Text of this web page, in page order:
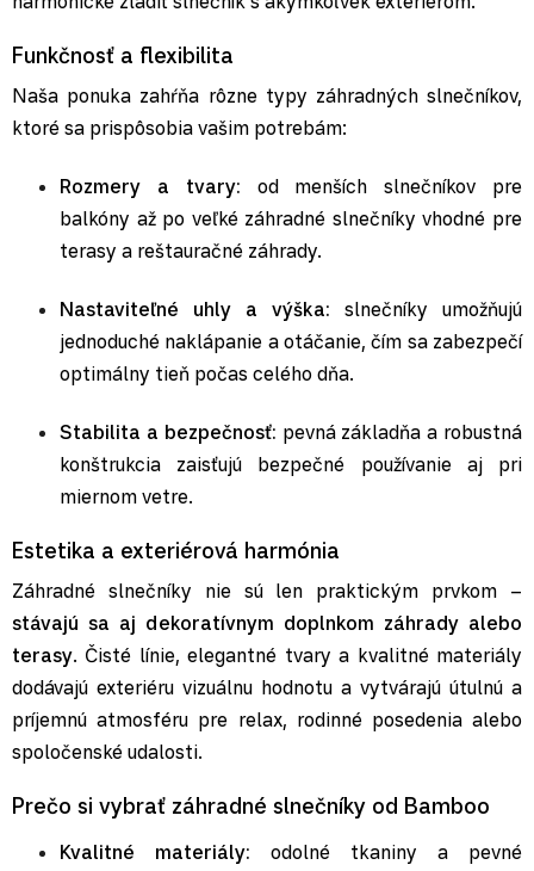
Funkčnosť a flexibilita
Naša ponuka zahŕňa rôzne typy záhradných slnečníkov,
ktoré sa prispôsobia vašim potrebám:
Rozmery a tvary: od menších slnečníkov pre
balkóny až po veľké záhradné slnečníky vhodné pre
terasy a reštauračné záhrady.
Nastaviteľné uhly a výška: slnečníky umožňujú
jednoduché naklápanie a otáčanie, čím sa zabezpečí
optimálny tieň počas celého dňa.
Stabilita a bezpečnosť: pevná základňa a robustná
konštrukcia zaisťujú bezpečné používanie aj pri
miernom vetre.
Estetika a exteriérová harmónia
Záhradné slnečníky nie sú len praktickým prvkom –
stávajú sa aj dekoratívnym doplnkom záhrady alebo
terasy. Čisté línie, elegantné tvary a kvalitné materiály
dodávajú exteriéru vizuálnu hodnotu a vytvárajú útulnú a
príjemnú atmosféru pre relax, rodinné posedenia alebo
spoločenské udalosti.
Prečo si vybrať záhradné slnečníky od Bamboo
Kvalitné materiály: odolné tkaniny a pevné